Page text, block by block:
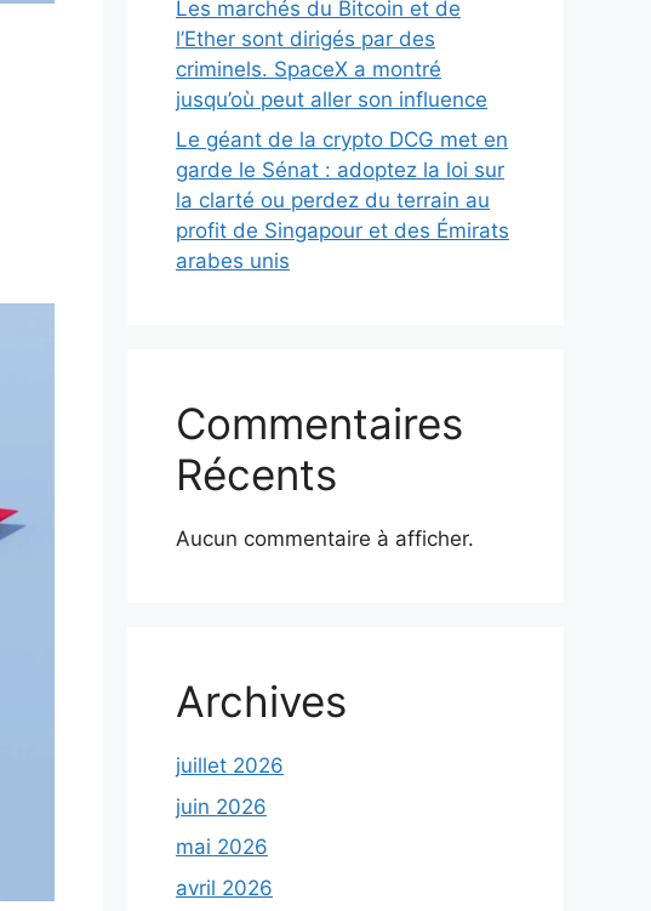
Les marchés du Bitcoin et de
l’Ether sont dirigés par des
criminels. SpaceX a montré
jusqu’où peut aller son influence
Le géant de la crypto DCG met en
garde le Sénat : adoptez la loi sur
la clarté ou perdez du terrain au
profit de Singapour et des Émirats
arabes unis
Commentaires
Récents
Aucun commentaire à afficher.
Archives
juillet 2026
juin 2026
mai 2026
avril 2026